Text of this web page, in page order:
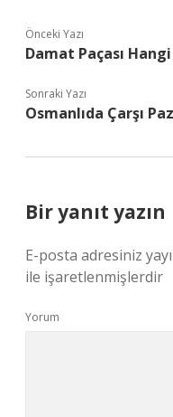
Önceki Yazı
Damat Paçası
Sonraki Yazı
Osmanlıda Çarşı
Bir yanıt yazın
E-posta adresiniz
ile işaretlenmişlerdir
Yorum